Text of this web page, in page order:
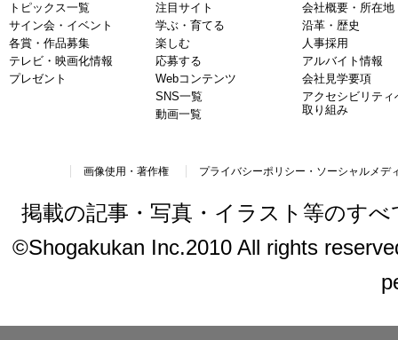
トピックス一覧
サイン会・イベント
各賞・作品募集
テレビ・映画化情報
プレゼント
注目サイト
学ぶ・育てる
楽しむ
応募する
Webコンテンツ
SNS一覧
動画一覧
会社概要・所在地
沿革・歴史
人事採用
アルバイト情報
会社見学要項
アクセシビリティ
取り組み
画像使用・著作権 プライバシーポリシー・ソーシャルメデ
掲載の記事・写真・イラスト等のす
©Shogakukan Inc.2010 All rights